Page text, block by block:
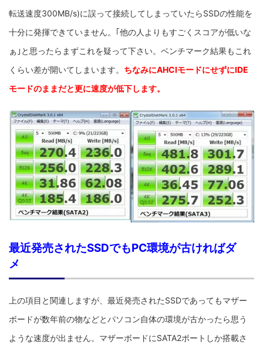
転送速度300MB/s)に誤って接続してしまっていたらSSDの性能を
十分に発揮できていません。｢他の人よりもすごくスコアが低いな
ぁ｣と思ったらまずこれを疑って下さい。ベンチマーク結果もこれ
くらい差が開いてしまいます。 ちなみにAHCIモードにせずにIDE
モードのままだと更に速度が低下します。
最近発売されたSSDでもPC環境が古ければダ
メ
上の項目と関連しますが、最近発売されたSSDであってもマザー
ボードが数年前の物などとパソコン自体の環境が古かったら思う
ような速度が出ません。マザーボードにSATA2ポートしか搭載さ